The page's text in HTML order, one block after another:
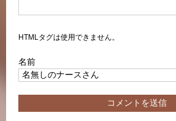
HTMLタグは使用できません。
名前